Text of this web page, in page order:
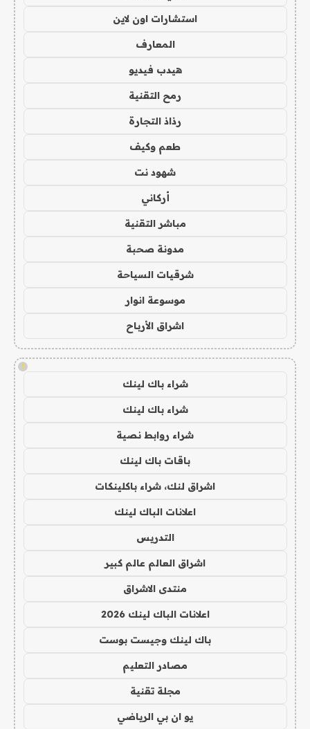
استشارات اون لاين
المعارف
هيدب فيديو
رمح التقنية
رذاذ التجارة
طعم وكيف
شهود نت
أركاني
مباشر التقنية
مدونة صحبة
شرقيات السياحة
موسوعة انوار
اشراق الأرباح
!
شراء باك لينك
شراء باك لينك
شراء روابط نصية
باقات باك لينك
اشراق لنك، شراء باكلينكات
اعلانات الباك لينك
التدريس
اشراق العالم عالم كبير
منتدى الاشراق
اعلانات الباك لينك 2026
باك لينك وجيست بوست
مصادر التعليم
مجلة تقنية
يو ان بي الرياضي